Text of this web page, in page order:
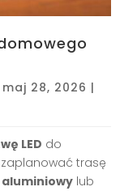
maj 28, 2026 |
LED do
trasę
lub